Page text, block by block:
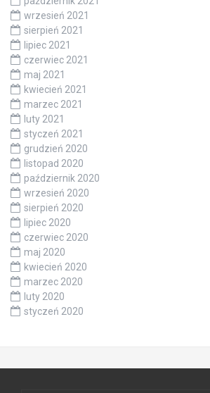
wrzesień 2021
sierpień 2021
lipiec 2021
czerwiec 2021
maj 2021
kwiecień 2021
marzec 2021
luty 2021
styczeń 2021
grudzień 2020
listopad 2020
październik 2020
wrzesień 2020
sierpień 2020
lipiec 2020
czerwiec 2020
maj 2020
kwiecień 2020
marzec 2020
luty 2020
styczeń 2020